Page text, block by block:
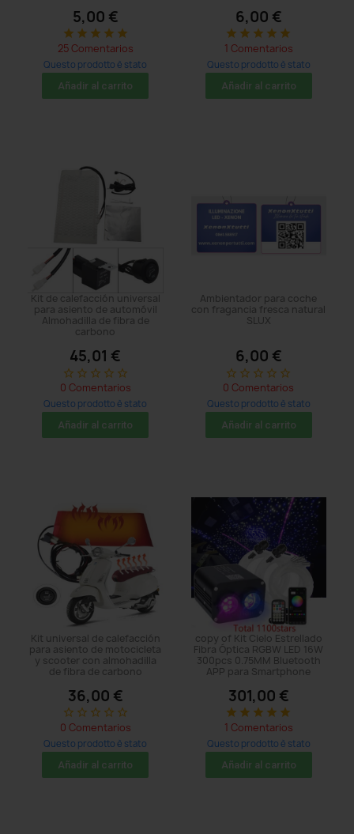
5,00 €
star star star star star
25 Comentarios
Questo prodotto è stato
acquistato: 482 times
Añadir al carrito
6,00 €
star star star star star
1 Comentarios
Questo prodotto è stato
acquistato: 86 times
Añadir al carrito
Kit de calefacción universal
para asiento de automóvil
Almohadilla de fibra de
carbono
45,01 €
star_border star_border star_border star_border star_border
0 Comentarios
Questo prodotto è stato
acquistato: 65 times
Añadir al carrito
Ambientador para coche
con fragancia fresca natural
SLUX
6,00 €
star_border star_border star_border star_border star_border
0 Comentarios
Questo prodotto è stato
acquistato: 26 times
Añadir al carrito
Kit universal de calefacción
para asiento de motocicleta
y scooter con almohadilla
de fibra de carbono
36,00 €
star_border star_border star_border star_border star_border
0 Comentarios
Questo prodotto è stato
acquistato: 53 times
Añadir al carrito
copy of Kit Cielo Estrellado
Fibra Óptica RGBW LED 16W
300pcs 0.75MM Bluetooth
APP para Smartphone
301,00 €
star star star star star
1 Comentarios
Questo prodotto è stato
acquistato: 8 times
Añadir al carrito